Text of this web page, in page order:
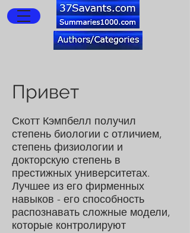
Привет
Скотт Кэмпбелл получил
степень биологии с отличием,
степень физиологии и
докторскую степень в
престижных университетах.
Лучшее из его фирменных
навыков - его способность
распознавать сложные модели,
которые контролируют